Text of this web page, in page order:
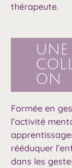
thérapeute.
UNE
ON
Formée en
l’activité
rééduquer
dans les